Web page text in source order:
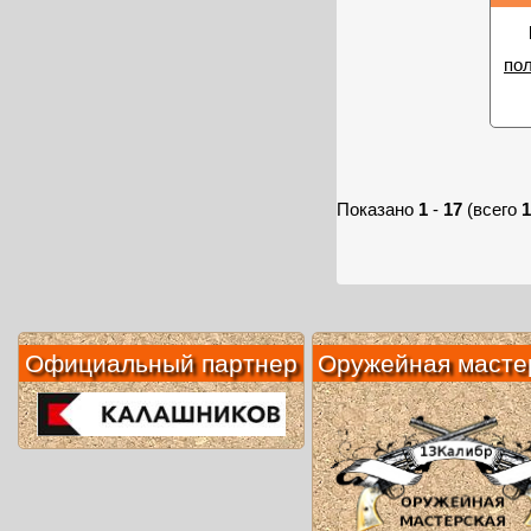
Показано 1 - 17 (всего
Официальный партнер Оружейная